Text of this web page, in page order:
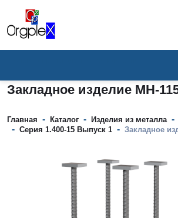
Закладное изделие МН-
Главная - Каталог - Изделия из металла -
- Серия 1.400-15 Выпуск 1 - Закладное